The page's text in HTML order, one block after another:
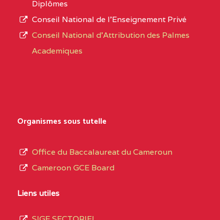
CENTRE
COLLEGE PRIVE
CENTRE
COLLEGE PRIVE LAIC
SAINT MICHEL
L’offre
d’éducation
de
du
Diplômes
Conseil National de l’Enseignement Privé
Conseil National d'Attribution des Palmes
Academiques
Organismes sous tutelle
Office du Baccalaureat du Cameroun
Cameroon GCE Board
Liens utiles